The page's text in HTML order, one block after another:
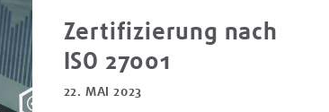
Zertifizierung nach
ISO 27001
22. MAI 2023